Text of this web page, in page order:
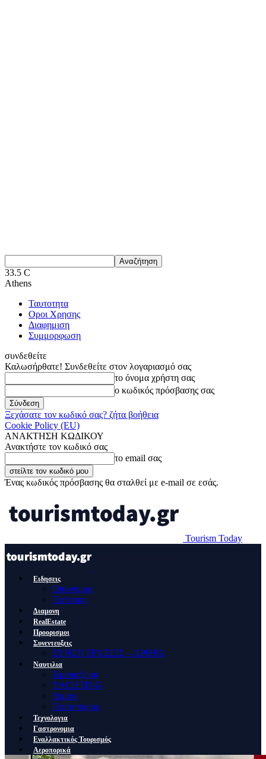
33.5 C
Athens
Ταυτοτητα
Οροι Χρησης
Διαφημιση
Συμμορφωση
συνδεθείτε
Καλωσήρθατε! Συνδεθείτε στον λογαριασμό σας
το όνομα χρήστη σας
ο κωδικός πρόσβασης σας
Ξεχάσατε τον κωδικό σας? ζήτα βοήθεια
Cookie Policy (EU)
ΑΝΑΚΤΗΣΗ ΚΩΔΙΚΟΥ
Ανακτήστε τον κωδικό σας
το email σας
Ένας κωδικός πρόσβασης θα σταλθεί με e-mail σε εσάς.
Tourism Today
Ειδησεις
Οικονομια
Πολιτικη
Διαμονη
RealEstate
Προορισμοι
Συνεντευξεις
ΣΥΝΕΝΤΕΥΞΕΙΣ – ΑΡΘΡΑ
Ναυτιλια
Κρουαζιερα
YACHTING
Λιμανι
Ποντοπορος
Τεχνολογια
Γαστρονομια
Εναλλακτικός Τουρισμός
Αεροπορικά